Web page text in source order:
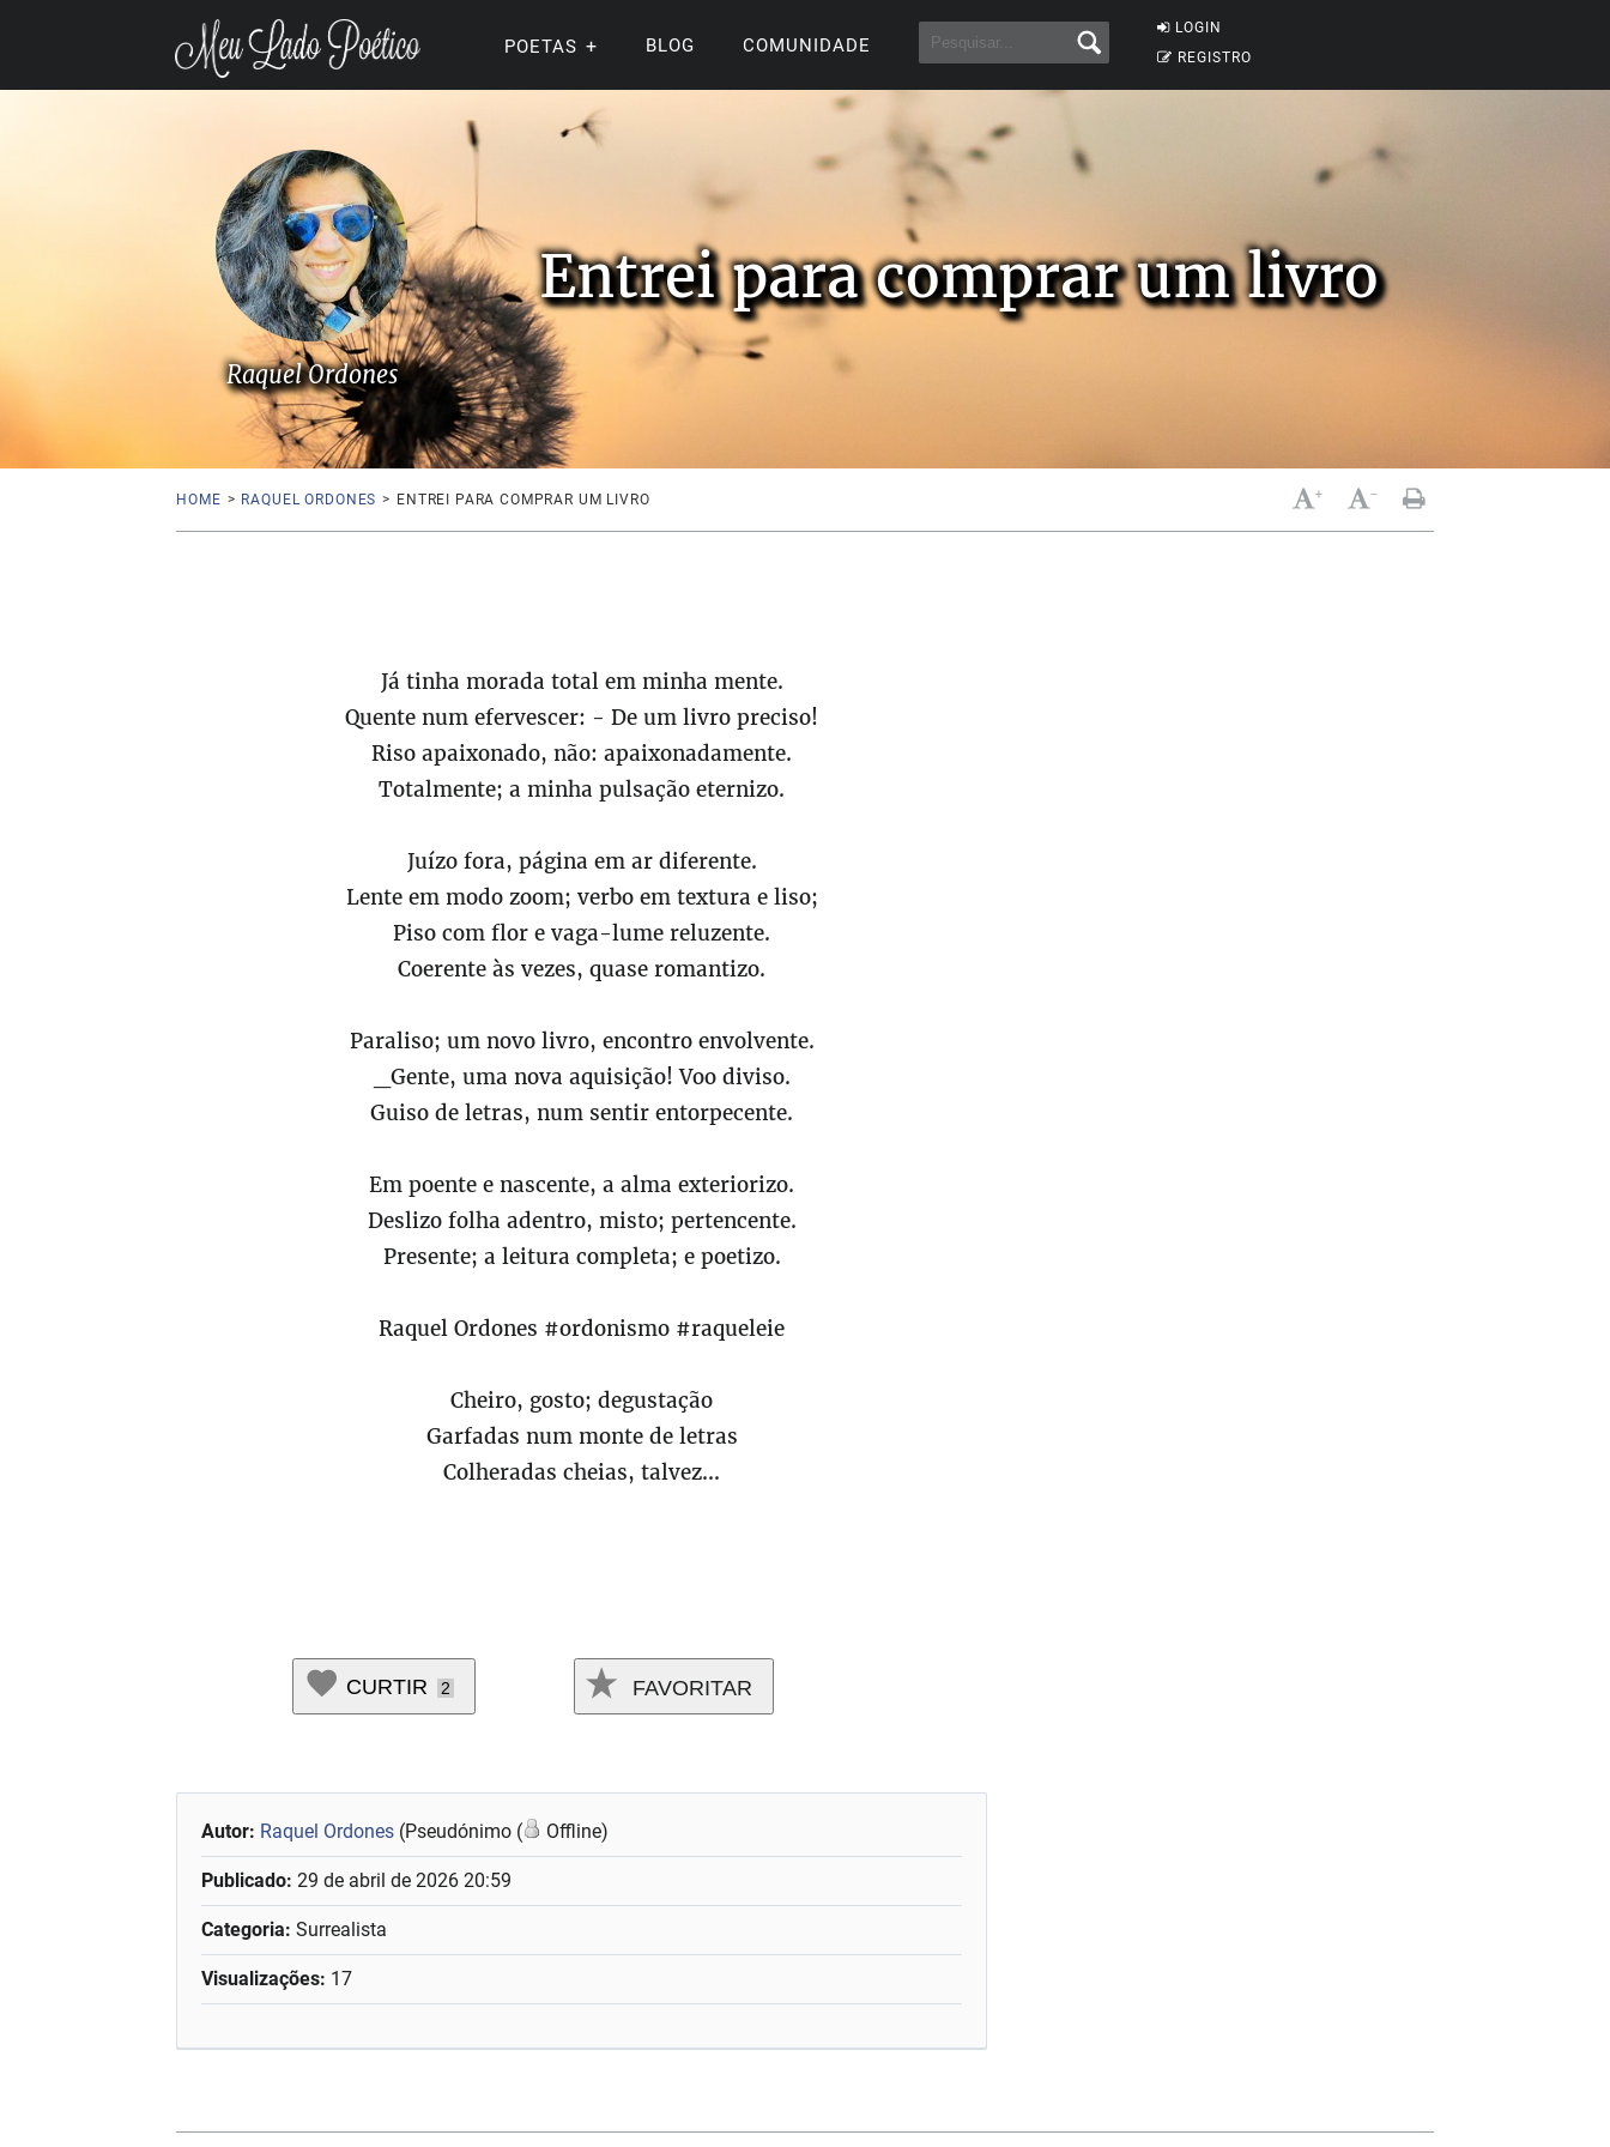
LOGIN
REGISTRO
POETAS BLOG COMUNIDADE
Entrei para comprar um livro
Raquel Ordones
HOME > RAQUEL ORDONES > ENTREI PARA COMPRAR UM LIVRO + -
Já tinha morada total em minha mente.
Quente num efervescer: - De um livro preciso!
Riso apaixonado, não: apaixonadamente.
Totalmente; a minha pulsação eternizo.
Juízo fora, página em ar diferente.
Lente em modo zoom; verbo em textura e liso;
Piso com flor e vaga-lume reluzente.
Coerente às vezes, quase romantizo.
Paraliso; um novo livro, encontro envolvente.
_Gente, uma nova aquisição! Voo diviso.
Guiso de letras, num sentir entorpecente.
Em poente e nascente, a alma exteriorizo.
Deslizo folha adentro, misto; pertencente.
Presente; a leitura completa; e poetizo.
Raquel Ordones #ordonismo #raqueleie
Cheiro, gosto; degustação
Garfadas num monte de letras
Colheradas cheias, talvez...
CURTIR 2 FAVORITAR
Autor: Raquel Ordones (Pseudónimo ( Offline)
Publicado:29 de abril de 2026 20:59
Categoria: Surrealista
Visualizações: 17